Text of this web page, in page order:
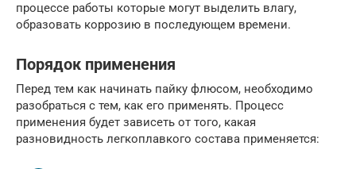
процессе работы которые могут выделить влагу,
образовать коррозию в последующем времени.
Порядок применения
Перед тем как начинать пайку флюсом, необходимо
разобраться с тем, как его применять. Процесс
применения будет зависеть от того, какая
разновидность легкоплавкого состава применяется: